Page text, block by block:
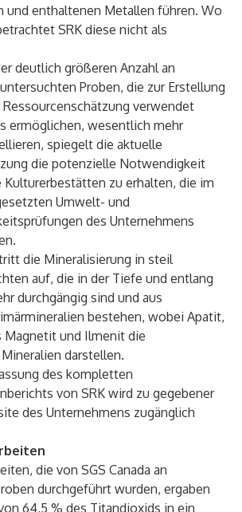
und enthaltenen Metallen führen. Wo
SRK diese nicht als
deutlich größeren Anzahl an
Proben, die zur Erstellung
verwendet
ermöglichen, wesentlich mehr
spiegelt die aktuelle
die potenzielle Notwendigkeit
zu erhalten, die im
Umwelt- und
des Unternehmens
die Mineralisierung in steil
auf, die in der Tiefe und entlang
durchgängig sind und aus
bestehen, wobei Apatit,
Magnetit und Ilmenit die
darstellen.
des kompletten
von SRK wird zu gegebener
des Unternehmens zugänglich
die von SGS Canada an
durchgeführt wurden, ergaben
64,5 % des Titandioxids in ein